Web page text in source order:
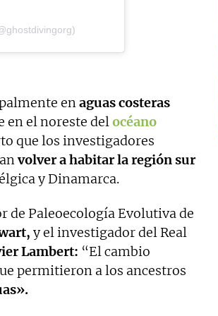
enaguas costeras
en el noreste delocéano
que los investigadores
volver a habitar la región sur
y Dinamarca.
de Paleoecología Evolutiva de
y el investigador del Real
Lambert: “El cambio
permitieron a los ancestros